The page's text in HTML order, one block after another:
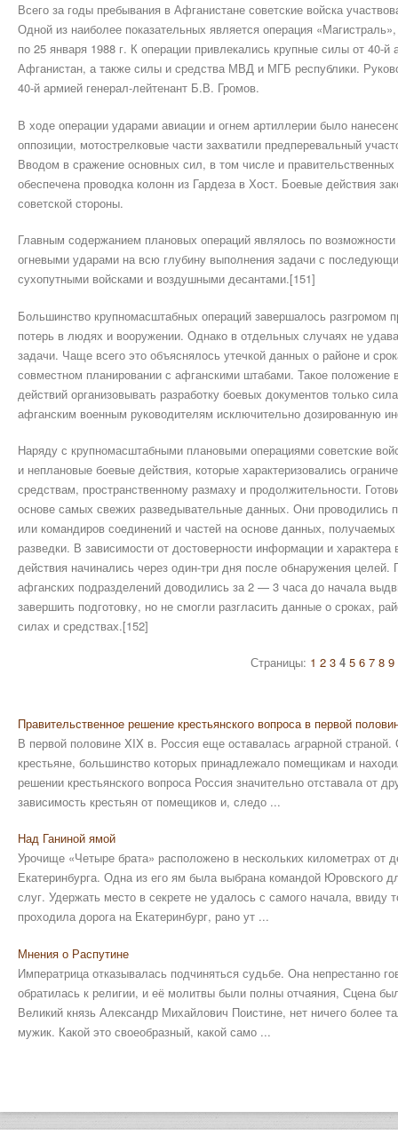
Всего за годы пребывания в Афганистане советские войска
Одной из наиболее показательных является операция
по 25 января 1988 г. К операции привлекались крупные силы от 40-
Афганистан, а также силы и средства МВД и МГБ республики.
40-й армией генерал-лейтенант Б.В. Громов.
В ходе операции ударами авиации и огнем артиллерии было
оппозиции, мотострелковые части захватили предперевальный
Вводом в сражение основных сил, в том числе и
обеспечена проводка колонн из Гардеза в Хост. Боевые действия
советской стороны.
Главным содержанием плановых операций являлось по
огневыми ударами на всю глубину выполнения задачи с
сухопутными войсками и воздушными десантами.[151]
Большинство крупномасштабных операций завершалось разгромом
потерь в людях и вооружении. Однако в отдельных случаях не
задачи. Чаще всего это объяснялось утечкой данных о районе и
совместном планировании с афганскими штабами. Такое положение
действий организовывать разработку боевых документов только
афганским военным руководителям исключительно дозированную
Наряду с крупномасштабными плановыми операциями советские
и неплановые боевые действия, которые характеризовались
средствам, пространственному размаху и продолжительности.
основе самых свежих разведывательные данных. Они
или командиров соединений и частей на основе данных, получаемых
разведки. В зависимости от достоверности информации и
действия начинались через один-три дня после обнаружения
афганских подразделений доводились за 2 — 3 часа до начала
завершить подготовку, но не смогли разгласить данные о сроках,
силах и средствах.[152]
Страницы: 1 2 3 4 5 6 7 8 9
Правительственное решение крестьянского вопроса в первой
В первой половине XIX в. Россия еще оставалась аграрной
крестьяне, большинство которых принадлежало помещикам и
решении крестьянского вопроса Россия значительно отставала от
зависимость крестьян от помещиков и, следо ...
Над Ганиной ямой
Урочище «Четыре брата» расположено в нескольких километрах от
Екатеринбурга. Одна из его ям была выбрана командой Юровского
слуг. Удержать место в секрете не удалось с самого начала, ввиду
проходила дорога на Екатеринбург, рано ут ...
Мнения о Распутине
Императрица отказывалась подчиняться судьбе. Она непрестанно
обратилась к религии, и её молитвы были полны отчаяния, Сцена
Великий князь Александр Михайлович Поистине, нет ничего более
мужик. Какой это своеобразный, какой само ...